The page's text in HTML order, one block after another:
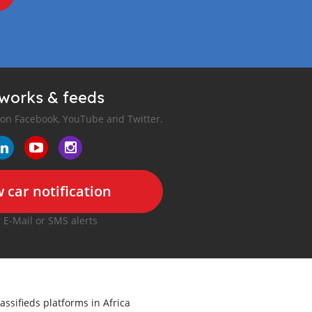
& feeds
Facebook, YouTube and Twitter.
car notification
E-Mail or SMS alerts
platforms in Africa